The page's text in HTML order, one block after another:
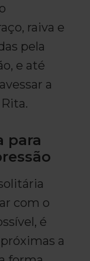
raiva e
pela
e até
a
para
com o
é
a